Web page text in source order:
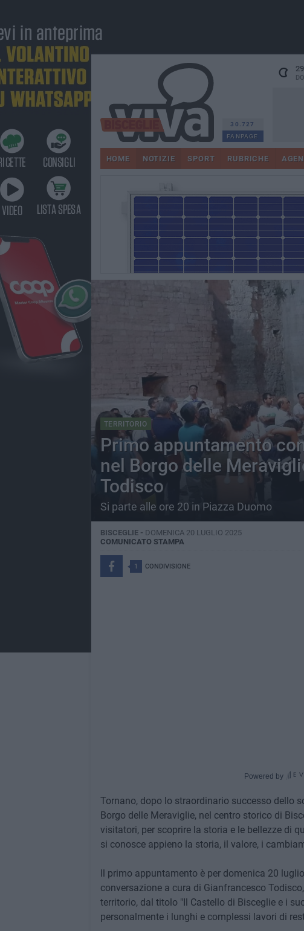
30.727
FANPAGE
HOME NOTIZIE SPORT RUBRICHE
TERRITORIO
Primo appuntamento
nel Borgo delle
Todisco
Si parte alle ore 20 in Piazza Duomo
BISCEGLIE - DOMENICA 20 LUGLIO 2025
COMUNICATO STAMPA
1 CONDIVISIONE
Powered by
Tornano, dopo lo straordinario successo dello
Borgo delle Meraviglie, nel centro storico di
visitatori, per scoprire la storia e le bellezze di
si conosce appieno la storia, il valore, i
Il primo appuntamento è per domenica 20
conversazione a cura di Gianfrancesco
territorio, dal titolo "Il Castello di Bisceglie e i
personalmente i lunghi e complessi lavori di